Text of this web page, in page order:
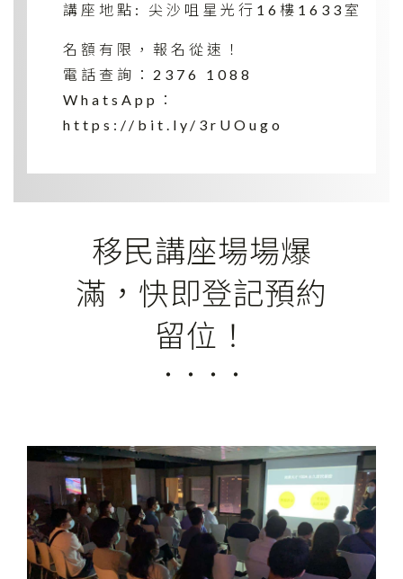
講座地點: 尖沙咀星光行16樓1633室
名額有限，報名從速！
電話查詢：2376 1088
WhatsApp：
https://bit.ly/3rUOugo
移民講座場場爆
滿，快即登記預約
留位！
‧ ‧ ‧ ‧